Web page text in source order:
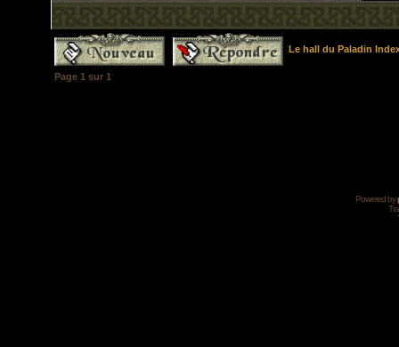
Le hall du Paladin
Page 1 sur 1
Powered by